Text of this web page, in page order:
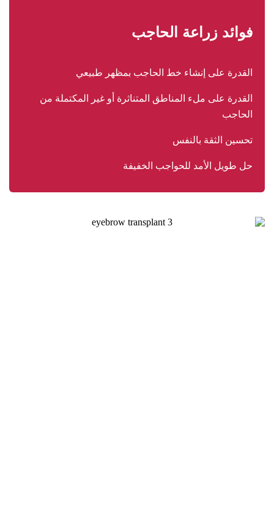
فوائد زراعة الحاجب
القدرة على إنشاء خط الحاجب بمظهر طبيعي
القدرة على ملء المناطق المتناثرة أو غير المكتملة من
الحاجب
تحسين الثقة بالنفس
حل طويل الأمد للحواجب الخفيفة